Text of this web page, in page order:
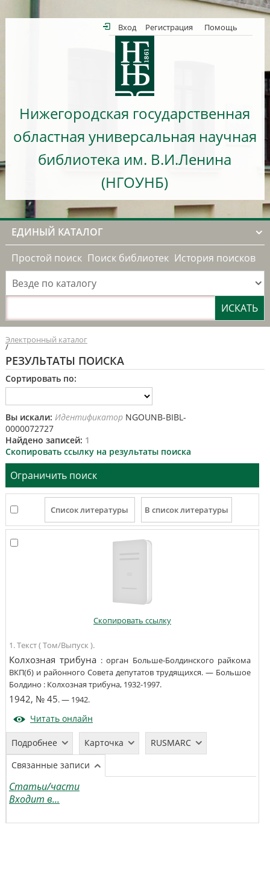
Вход Регистрация Помощь
Нижегородская государственная
областная универсальная научная
библиотека им. В.И.Ленина
(НГОУНБ)
ЕДИНЫЙ КАТАЛОГ
Простой поиск Поиск библиотек История поисков
Везде по каталогу
Электронный каталог
/
РЕЗУЛЬТАТЫ ПОИСКА
Сортировать по:
Вы искали: ИдентификаторNGOUNB-BIBL-
0000072727
Найдено записей: 1
Скопировать ссылку на результаты поиска
Ограничить поиск
Скопировать ссылку
1. Текст ( Том/Выпуск ).
Колхозная трибуна : орган Больше-Болдинского райкома
ВКП(б) и районного Совета депутатов трудящихся. —Большое
Болдино :Колхозная трибуна,1932-1997.
1942, № 45. —1942.
Читать онлайн
Подробнее Карточка
RUSMARC
Связанные записи
Статьи/части
Входит в...